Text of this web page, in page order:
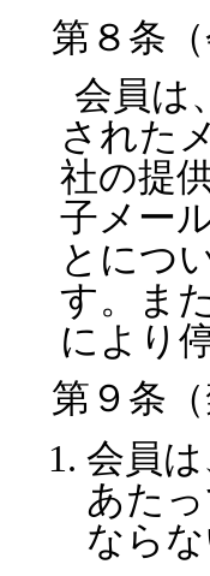
第８条
会員は
された
社の提
子メー
とにつ
す。ま
により
第９条
会員
あた
なら